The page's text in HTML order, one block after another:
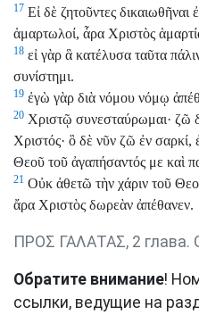
17 Εἰ δὲ ζητοῦντες
ἁμαρτωλοί, ἆρα Χριστὸς
18 εἰ γὰρ ἃ κατέλυσα ταῦτα
συνίστημι.
19 ἐγὼ γὰρ διὰ νόμου νόμῳ
20 Χριστῷ συνεσταύρωμαι· ζῶ
Χριστός· ὃ δὲ νῦν ζῶ ἐν σαρκί,
Θεοῦ τοῦ ἀγαπήσαντός με καὶ
21 Οὐκ ἀθετῶ τὴν χάριν τοῦ
ἄρα Χριστὸς δωρεὰν ἀπέθανεν.
ΠΡΟΣ ΓΑΛΑΤΑΣ, 2 глава.
Обратите внимание!
ссылки, ведущие на